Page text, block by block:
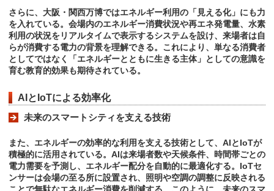
さらに、大阪・関西万博ではエネルギー利用の「見える化」にも力
を入れている。会場内のエネルギー消費状況や再エネ発電量、水素
利用の状況をリアルタイムで表示するシステムを設け、来場者は自
らが消費する電力の背景を理解できる。これにより、単なる消費者
としてではなく「エネルギーとともに生きる主体」としての意識を
育む教育的効果も期待されている。
AIとIoTによる効率化
未来のスマートシティを支える技術
また、エネルギーの効率的な利用を支える技術として、AIとIoTが
積極的に活用されている。AIは来場者数や天候条件、時間帯ごとの
電力需要を予測し、エネルギー配分を自動的に最適化する。IoTセ
ンサーは会場の至る所に設置され、照明や空調の調整に反映される